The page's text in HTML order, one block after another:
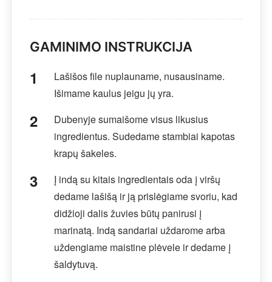
GAMINIMO INSTRUKCIJA
Lašišos file nuplauname, nusausiname.
Išimame kaulus jeigu jų yra.
Dubenyje sumaišome visus likusius
ingredientus. Sudedame stambiai kapotas
krapų šakeles.
Į indą su kitais ingredientais oda į viršų
dedame lašišą ir ją prislėgiame svoriu, kad
didžioji dalis žuvies būtų panirusi į
marinatą. Indą sandariai uždarome arba
uždengiame maistine plėvele ir dedame į
šaldytuvą.